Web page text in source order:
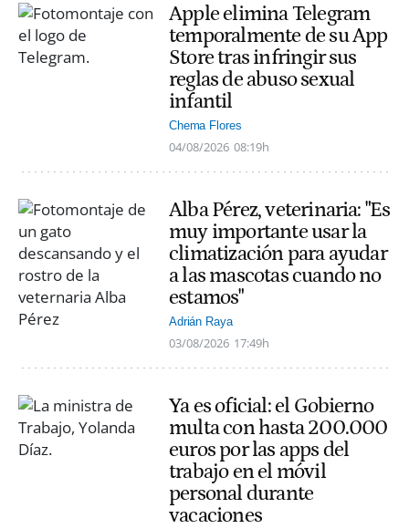
Apple elimina Telegram
temporalmente de su App
Store tras infringir sus
reglas de abuso sexual
infantil
Chema Flores
04/08/2026 08:19h
Alba Pérez, veterinaria: "Es
muy importante usar la
climatización para ayudar
a las mascotas cuando no
estamos"
Adrián Raya
03/08/2026 17:49h
Ya es oficial: el Gobierno
multa con hasta 200.000
euros por las apps del
trabajo en el móvil
personal durante
vacaciones